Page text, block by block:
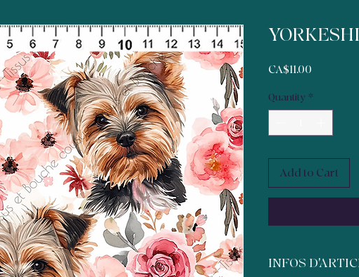
CA$11.00
Quantity *
Add to Cart
INFOS